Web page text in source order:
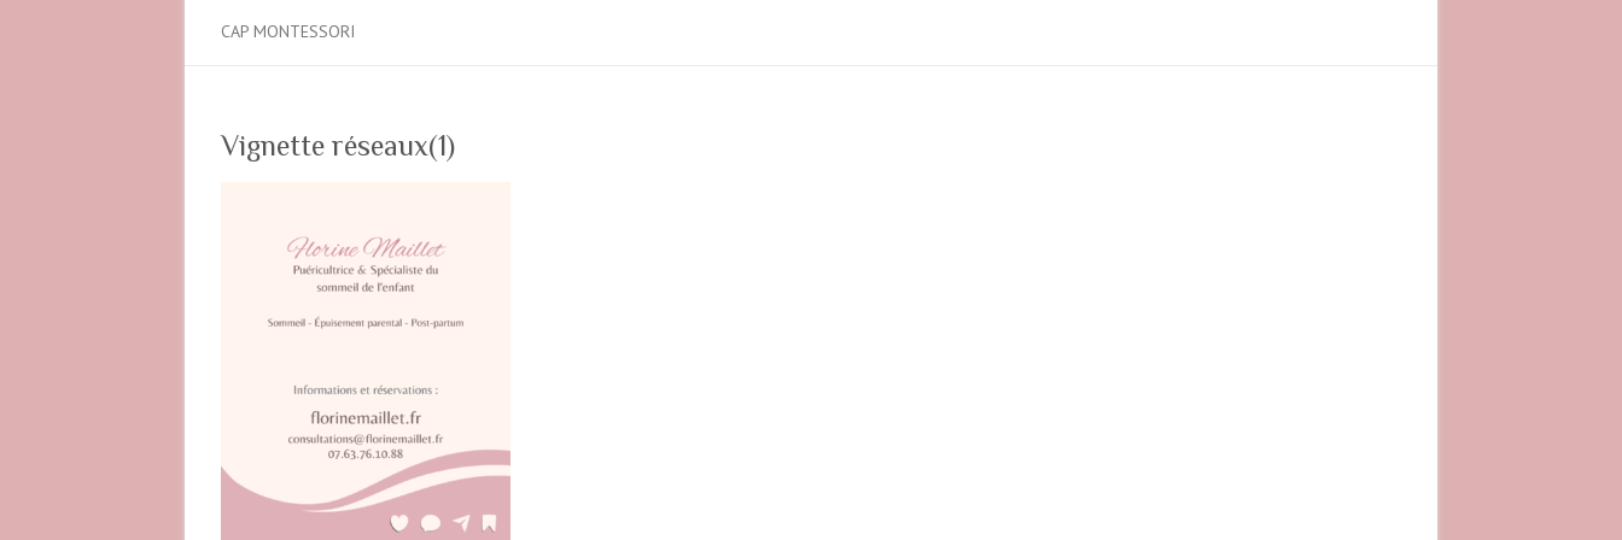
CAP MONTESSORI
Vignette réseaux(1)